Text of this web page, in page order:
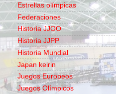
Estrellas olímpicas
Federaciones
Historia JJOO
Historia JJPP
Historia Mundial
Japan keirin
Juegos Europeos
Juegos Olímpicos